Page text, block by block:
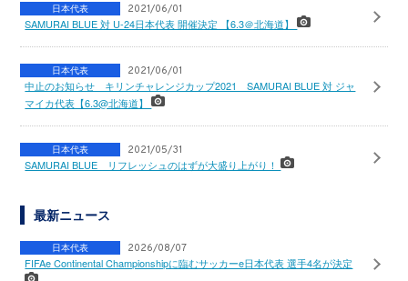
日本代表 2021/06/01
SAMURAI BLUE 対 U-24日本代表 開催決定 【6.3＠北海道】
日本代表 2021/06/01
中止のお知らせ キリンチャレンジカップ2021 SAMURAI BLUE 対 ジャ
マイカ代表【6.3@北海道】
日本代表 2021/05/31
SAMURAI BLUE リフレッシュのはずが大盛り上がり！
最新ニュース
日本代表 2026/08/07
FIFAe Continental Championshipに臨むサッカーe日本代表 選手4名が決定